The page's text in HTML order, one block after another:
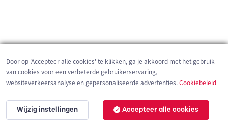
1 km
Door op 'Accepteer alle cookies' te klikken, ga je akkoord met het gebruik
van cookies voor een verbeterde gebruikerservaring,
websiteverkeersanalyse en gepersonaliseerde advertenties.Cookiebeleid
Wijzig instellingen Accepteer alle cookies